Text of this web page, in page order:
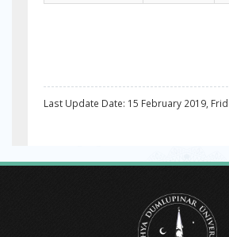
Last Update Date: 15 February 2019,